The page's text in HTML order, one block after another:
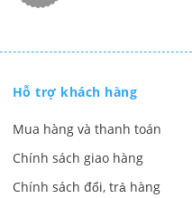
Hỗ trợ khách hàng
Mua hàng và thanh toán
Chính sách giao hàng
Chính sách đổi, trả hàng